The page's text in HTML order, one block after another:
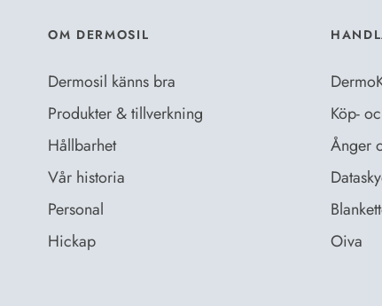
OM DERMOSIL
Dermosil känns bra
Produkter & tillverkning
Hållbarhet
Vår historia
Personal
Hickap
Köp-
Ånger
Oiva